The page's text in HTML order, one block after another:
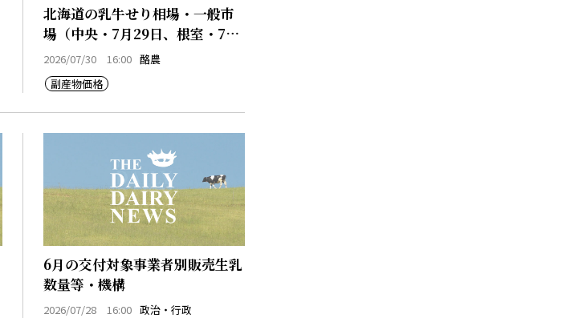
北海道の乳牛せり相場・一般市
場（中央・7月29日、根室・7月
29日）
2026/07/30 16:00 酪農
副産物価格
6月の交付対象事業者別販売生乳
数量等・機構
2026/07/28 16:00 政治・行政